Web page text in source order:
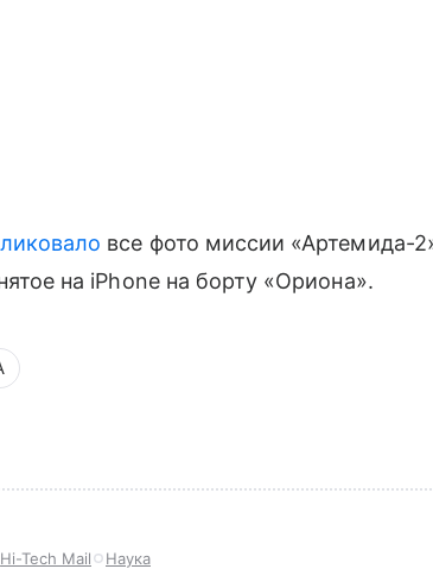
все фото миссии «Артемида-
на iPhone на борту «Ориона».
Hi-Tech Mail Наука